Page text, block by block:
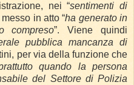
nei “sentimenti di
in atto “ha generato in
compreso”. Viene quindi
pubblica mancanza di
per via della funzione che
quando la persona
del Settore di Polizia